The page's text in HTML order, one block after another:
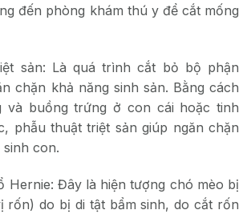
đến phòng khám thú y để cắt mống
sản: Là quá trình cắt bỏ bộ phận
chặn khả năng sinh sản. Bằng cách
và buồng trứng ở con cái hoặc tinh
phẫu thuật triệt sản giúp ngăn chặn
con.
Hernie: Đây là hiện tượng chó mèo bị
rốn) do bị di tật bẩm sinh, do cắt rốn